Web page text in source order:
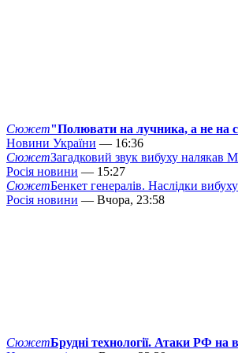
Сюжет"Полювати на лучника, а не на
Новини України — 16:36
СюжетЗагадковий звук вибуху налякав
Росія новини — 15:27
СюжетБенкет генералів. Наслідки
Росія новини — Вчора, 23:58
СюжетБрудні технології. Атаки РФ на